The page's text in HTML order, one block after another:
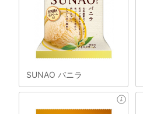
SUNAO バニラ